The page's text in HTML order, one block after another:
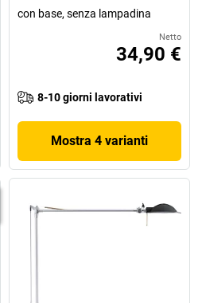
con base, senza lampadina
Netto
34,90 €
8-10 giorni lavorativi
Mostra 4 varianti